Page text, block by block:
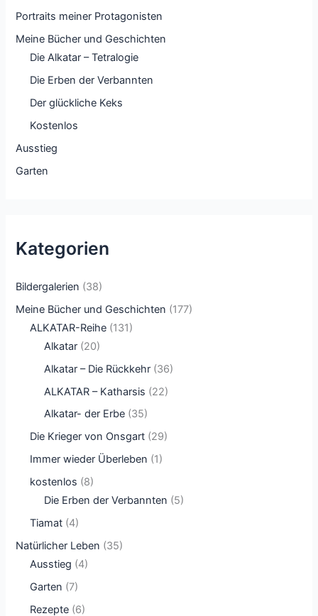
Portraits meiner Protagonisten
Meine Bücher und Geschichten
Die Alkatar – Tetralogie
Die Erben der Verbannten
Der glückliche Keks
Kostenlos
Ausstieg
Garten
Kategorien
Bildergalerien (38)
Meine Bücher und Geschichten (177)
ALKATAR-Reihe (131)
Alkatar (20)
Alkatar – Die Rückkehr (36)
ALKATAR – Katharsis (22)
Alkatar- der Erbe (35)
Die Krieger von Onsgart (29)
Immer wieder Überleben (1)
kostenlos (8)
Die Erben der Verbannten (5)
Tiamat (4)
Natürlicher Leben (35)
Ausstieg (4)
Garten (7)
Rezepte (6)